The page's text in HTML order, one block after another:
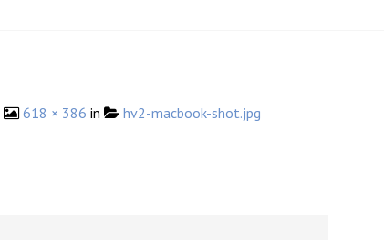
618 × 386 in hv2-macbook-shot.jpg